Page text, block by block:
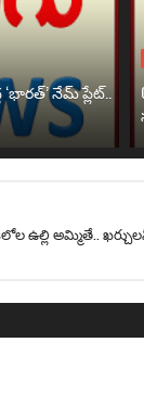
నేమ్ ప్లేట్‌..
కిలోల ఉల్లి అమ్మితే..